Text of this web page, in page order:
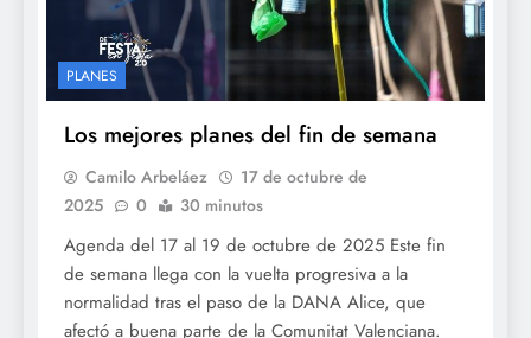
PLANES
Los mejores planes del fin de semana
Camilo Arbeláez
17 de octubre de
2025
0 30 minutos
Agenda del 17 al 19 de octubre de 2025 Este fin
de semana llega con la vuelta progresiva a la
normalidad tras el paso de la DANA Alice, que
afectó a buena parte de la Comunitat Valenciana.